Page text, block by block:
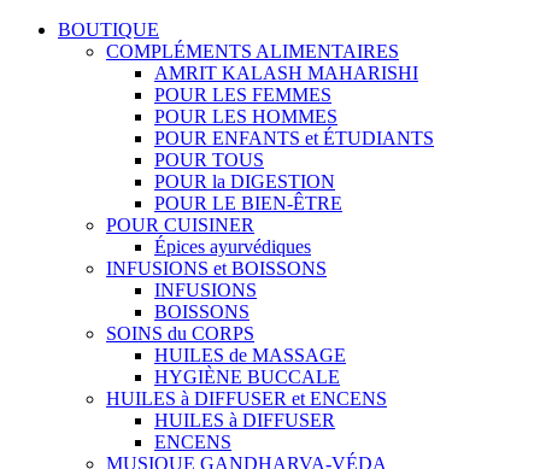
BOUTIQUE
COMPLÉMENTS ALIMENTAIRES
AMRIT KALASH MAHARISHI
POUR LES FEMMES
POUR LES HOMMES
POUR ENFANTS et ÉTUDIANTS
POUR TOUS
POUR la DIGESTION
POUR LE BIEN-ÊTRE
POUR CUISINER
Épices ayurvédiques
INFUSIONS et BOISSONS
INFUSIONS
BOISSONS
SOINS du CORPS
HUILES de MASSAGE
HYGIÈNE BUCCALE
HUILES à DIFFUSER et ENCENS
HUILES à DIFFUSER
ENCENS
MUSIQUE GANDHARVA-VÉDA